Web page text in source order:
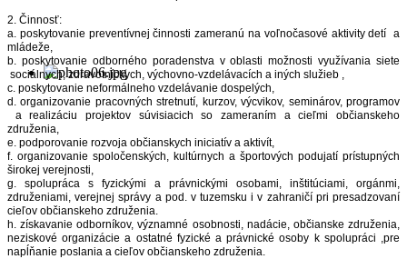
2. Činnosť:
a. poskytovanie preventívnej činnosti zameranú na voľnočasové aktivity detí a
mládeže,
b. poskytovanie odborného poradenstva v oblasti možnosti využívania siete
sociálnych, zdravotníckych, výchovno-vzdelávacích a iných služieb ,
c. poskytovanie neformálneho vzdelávanie dospelých,
d. organizovanie pracovných stretnutí, kurzov, výcvikov, seminárov, programov
a realizáciu projektov súvisiacich so zameraním a cieľmi občianskeho
združenia,
e. podporovanie rozvoja občianskych iniciatív a aktivít,
f. organizovanie spoločenských, kultúrnych a športových podujatí prístupných
širokej verejnosti,
g. spolupráca s fyzickými a právnickými osobami, inštitúciami, orgánmi,
združeniami, verejnej správy a pod. v tuzemsku i v zahraničí pri presadzovaní
cieľov občianskeho združenia.
h. získavanie odborníkov, významné osobnosti, nadácie, občianske združenia,
neziskové organizácie a ostatné fyzické a právnické osoby k spolupráci ,pre
napĺňanie poslania a cieľov občianskeho združenia.